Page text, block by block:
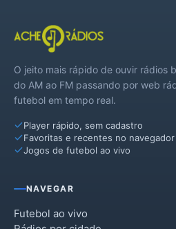
Três Barras do Paraná
O jeito mais rápido de ouvir rádios
do AM ao FM passando por web
futebol em tempo real.
Player rápido, sem cadastro
Favoritas e recentes no navegador
Jogos de futebol ao vivo
NAVEGAR
Futebol ao vivo